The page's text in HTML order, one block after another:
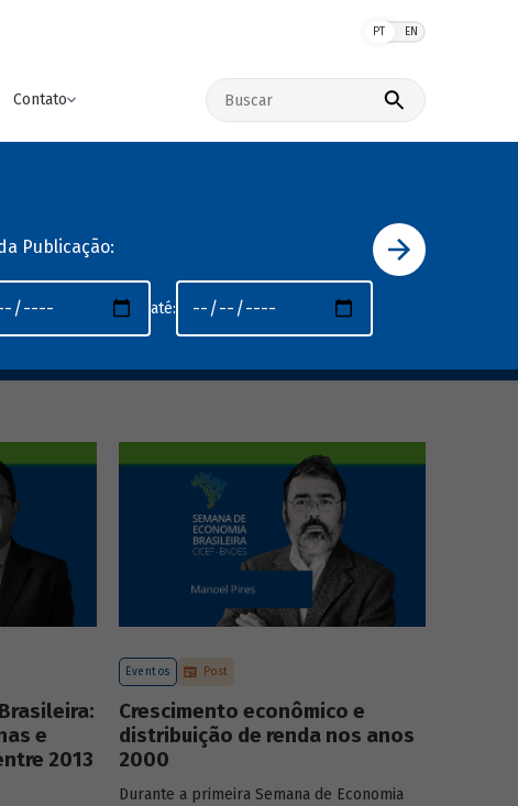
PT EN
Contato
Buscar no site
Publicação:
até:
e
2013
Eventos Post
Crescimento econômico e
distribuição de renda nos anos
2000
Durante a primeira Semana de Economia